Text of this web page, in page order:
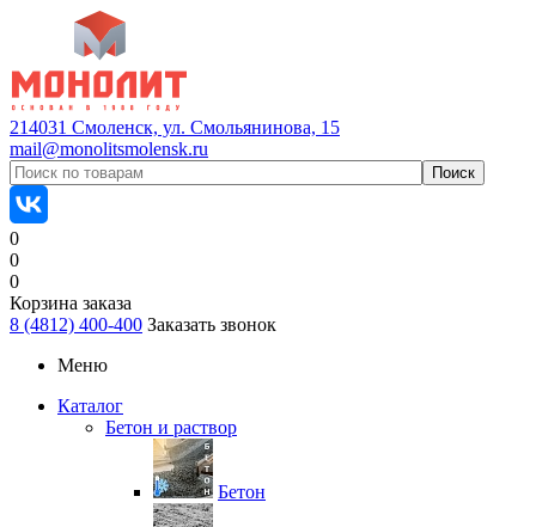
214031 Смоленск, ул. Смольянинова, 15
mail@monolitsmolensk.ru
0
0
0
Корзина заказа
8 (4812) 400-400 Заказать звонок
Меню
Каталог
Бетон и раствор
Бетон